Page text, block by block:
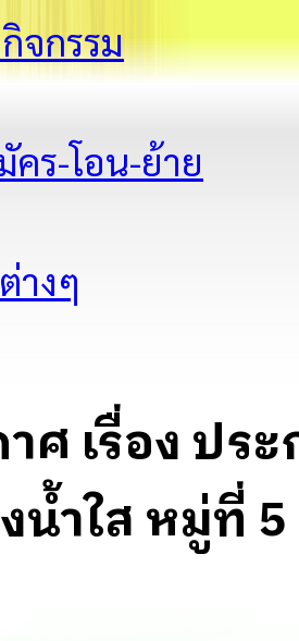
จกรรม
คร-โอน-ย้าย
างๆ
ศ เรื่อง ป
ำใส หมู่ที่ 5